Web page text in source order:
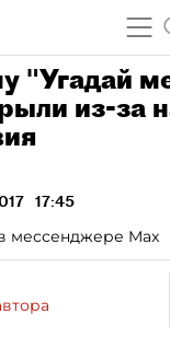
"Угадай
из-за
17:45
мессенджере Max